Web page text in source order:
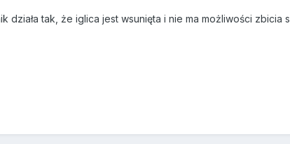
działa tak, że iglica jest wsunięta i nie ma możliwości